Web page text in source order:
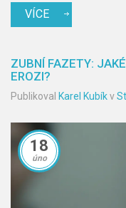
VÍCE
ZUBNÍ FAZETY:
EROZI?
Publikoval Karel Kubíkv
18
úno